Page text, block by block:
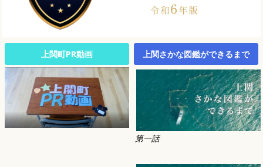
上関町PR動画 上関さかな図鑑ができるまで
第一話